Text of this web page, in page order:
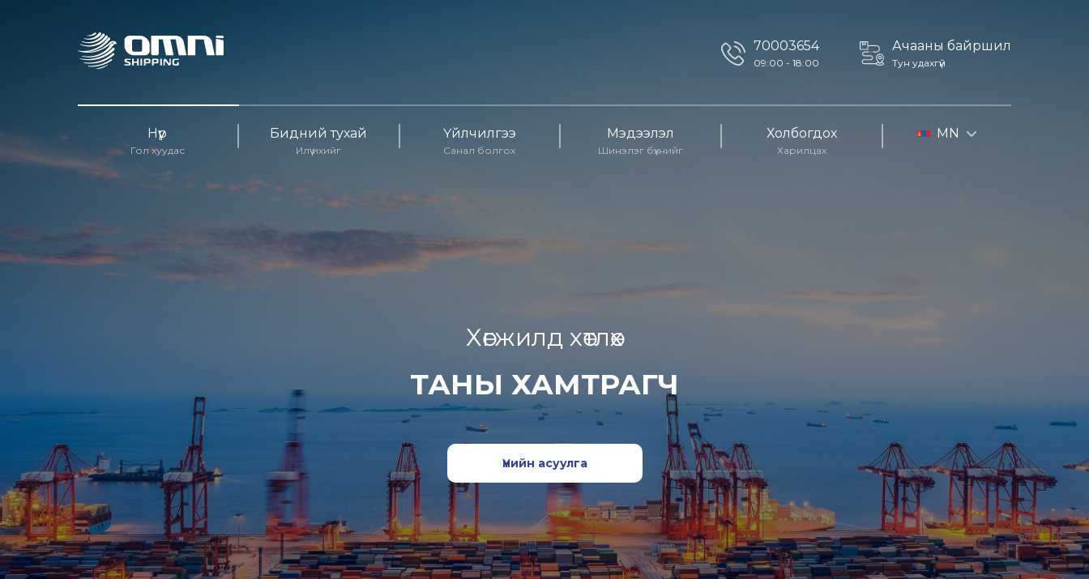
70003654
09:00 - 18:00
Ачааны байршил
Тун удахгүй
Нүүр
Гол хуудас
Бидний тухай
Илүү ихийг
Үйлчилгээ
Санал болгох
Мэдээлэл
Шинэлэг бүхнийг
Холбогдох
Харилцах
MN
Хөгжилд хөтлөх
ТАНЫ ХАМТРАГЧ
Үнийн асуулга